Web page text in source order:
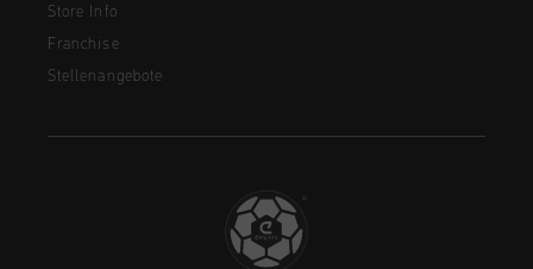
Store Info
Franchise
Stellenangebote